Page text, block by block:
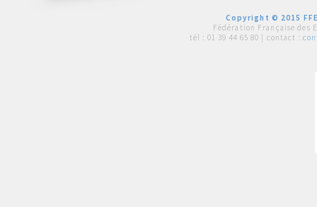
Copyright © 2015
Fédération Française des
tél : 01 39 44 65 80 | contact :